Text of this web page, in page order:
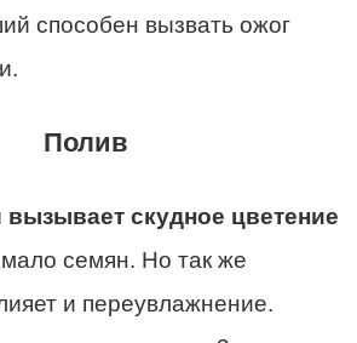
способен вызвать ожог
Полив
скудное цветение
мало семян. Но так же
и переувлажнение.